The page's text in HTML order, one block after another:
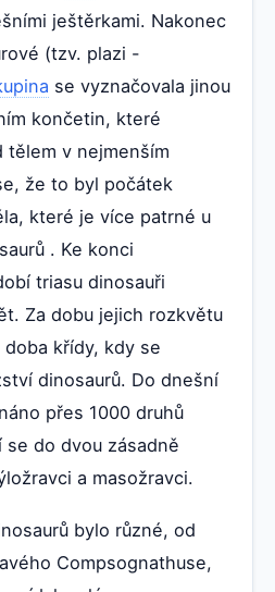
ještěrkami. Nakonec
(tzv. plazi -
se vyznačovala jinou
končetin, které
tělem v nejmenším
že to byl počátek
které je více patrné u
. Ke konci
triasu dinosauři
Za dobu jejich rozkvětu
křídy, kdy se
dinosaurů. Do dnešní
přes 1000 druhů
se do dvou zásadně
a masožravci.
bylo různé, od
Compsognathuse,